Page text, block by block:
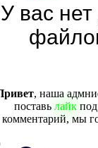
У вас
, наша
поставь лайкпод
комментарий, мы